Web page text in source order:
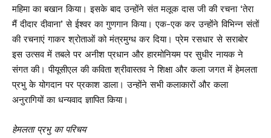
महिमा का बखान किया। इसके बाद उन्होंने संत मलूक दास जी की रचना ‘तेरा
मैं दीदार दीवाना’ से ईश्वर का गुणगान किया। ए​क-एक कर उन्होंने विभिन्न संतों
की रचनाएं गाकर श्रोताओं को मंत्रमुग्ध कर दिया। प्रेम रसधार से सराबोर
इस उत्सव में तबले पर अनीश प्रधान और हारमोनियम पर सुधीर नायक ने
संगत की। पीयूसीएल की कविता श्रीवास्तव ने शिक्षा और कला जगत में हेमलता
प्रभु के योगदान पर प्रकाश डाला। उन्होंने सभी कलाकारों और कला
अनुरागियों का धन्यवाद ज्ञापित किया।
हेमलता प्रभु का परिचय